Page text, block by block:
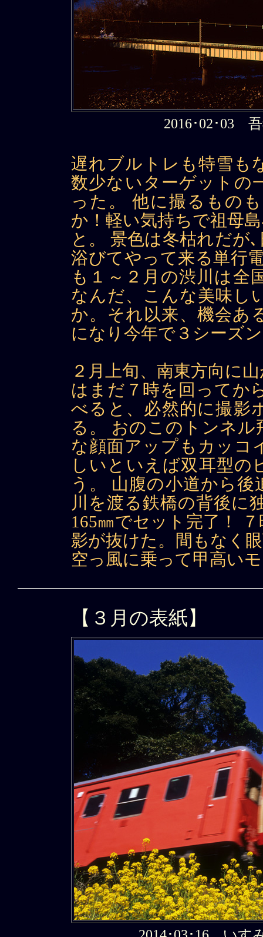
2016･02･03
遅れブルトレも特雪も
数少ないターゲットの
った。 他に撮るもの
か！軽い気持ちで祖母
と。 景色は冬枯れだが
浴びてやって来る単行
も１～２月の渋川は全
なんだ、こんな美味し
か。それ以来、機会あ
になり今年で３シーズ
２月上旬、南東方向に
はまだ７時を回ってか
べると、必然的に撮影
る。 おのこのトンネ
な顔面アップもカッコ
しいといえば双耳型の
う。 山腹の小道から
川を渡る鉄橋の背後に
165㎜でセット完了！
影が抜けた。間もなく
空っ風に乗って甲高い
【３月の表紙】